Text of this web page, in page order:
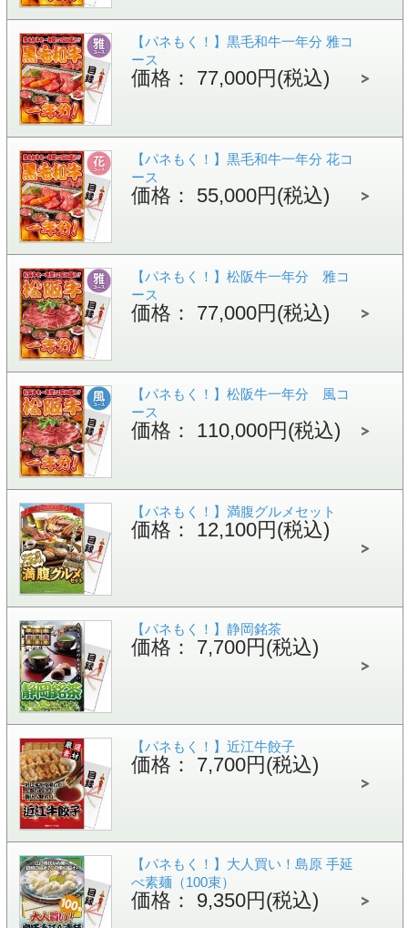
【パネもく！】黒毛和牛一年分 雅コ
ース
価格： 77,000円(税込)
【パネもく！】黒毛和牛一年分 花コ
ース
価格： 55,000円(税込)
【パネもく！】松阪牛一年分 雅コ
ース
価格： 77,000円(税込)
【パネもく！】松阪牛一年分 風コ
ース
価格： 110,000円(税込)
【パネもく！】満腹グルメセット
価格： 12,100円(税込)
【パネもく！】静岡銘茶
価格： 7,700円(税込)
【パネもく！】近江牛餃子
価格： 7,700円(税込)
【パネもく！】大人買い！島原 手延
べ素麺（100束）
価格： 9,350円(税込)